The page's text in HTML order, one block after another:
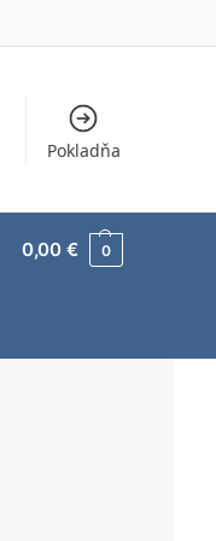
Pokladňa
0,00€ 0